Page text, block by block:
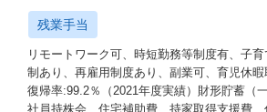
残業手当
リモートワーク可、時短勤務等制度有、子
制あり、再雇用制度あり、副業可、育児休
復帰率:99.2％（2021年度実績）財形貯蓄（
社員持株会、住宅補助費、持家取得支援費